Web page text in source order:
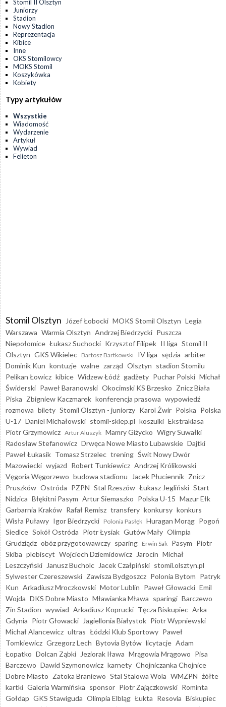
Stomil II Olsztyn
Juniorzy
Stadion
Nowy Stadion
Reprezentacja
Kibice
Inne
OKS Stomilowcy
MOKS Stomil
Koszykówka
Kobiety
Typy artykułów
Wszystkie
Wiadomość
Wydarzenie
Artykuł
Wywiad
Felieton
Stomil Olsztyn Józef Łobocki MOKS Stomil Olsztyn Legia
Warszawa Warmia Olsztyn Andrzej Biedrzycki Puszcza
Niepołomice Łukasz Suchocki Krzysztof Filipek II liga Stomil II
Olsztyn GKS Wikielec Bartosz Bartkowski IV liga sędzia arbiter
Dominik Kun kontuzje walne zarząd Olsztyn stadion Stomilu
Pelikan Łowicz kibice Widzew Łódź gadżety Puchar Polski Michał
Świderski Paweł Baranowski Okocimski KS Brzesko Znicz Biała
Piska Zbigniew Kaczmarek konferencja prasowa wypowiedź
rozmowa bilety Stomil Olsztyn - juniorzy Karol Żwir Polska Polska
U-17 Daniel Michałowski stomil-sklep.pl koszulki Ekstraklasa
Piotr Grzymowicz Artur Aluszyk Mamry Giżycko Wigry Suwałki
Radosław Stefanowicz Drwęca Nowe Miasto Lubawskie Dajtki
Paweł Łukasik Tomasz Strzelec trening Świt Nowy Dwór
Mazowiecki wyjazd Robert Tunkiewicz Andrzej Królikowski
Vęgoria Węgorzewo budowa stadionu Jacek Płuciennik Znicz
Pruszków Ostróda PZPN Stal Rzeszów Łukasz Jegliński Start
Nidzica Błękitni Pasym Artur Siemaszko Polska U-15 Mazur Ełk
Garbarnia Kraków Rafał Remisz transfery konkursy konkurs
Wisła Puławy Igor Biedrzycki Polonia Pasłęk Huragan Morąg Pogoń
Siedlce Sokół Ostróda Piotr Łysiak Gutów Mały Olimpia
Grudziądz obóz przygotowawczy sparing Erwin Sak Pasym Piotr
Skiba plebiscyt Wojciech Dziemidowicz Jarocin Michał
Leszczyński
Janusz Bucholc Jacek Czałpiński stomil.olsztyn.pl
Sylwester Czereszewski Zawisza Bydgoszcz Polonia Bytom Patryk
Kun Arkadiusz Mroczkowski Motor Lublin Paweł Głowacki Emil
Wojda DKS Dobre Miasto Mławianka Mława sparingi Barczewo
Zin Stadion wywiad Arkadiusz Koprucki Tęcza Biskupiec Arka
Gdynia Piotr Głowacki Jagiellonia Białystok Piotr Wypniewski
Michał Alancewicz ultras Łódzki Klub Sportowy Paweł
Tomkiewicz Grzegorz Lech Bytovia Bytów licytacje Adam
Łopatko Dolcan Ząbki Jeziorak Iława Mrągowia Mrągowo Pisa
Barczewo Dawid Szymonowicz karnety Chojniczanka Chojnice
Dobre Miasto Zatoka Braniewo Stal Stalowa Wola WMZPN żółte
kartki Galeria Warmińska sponsor Piotr Zajączkowski Rominta
Gołdap GKS Stawiguda Olimpia Elbląg Łukta Resovia Biskupiec